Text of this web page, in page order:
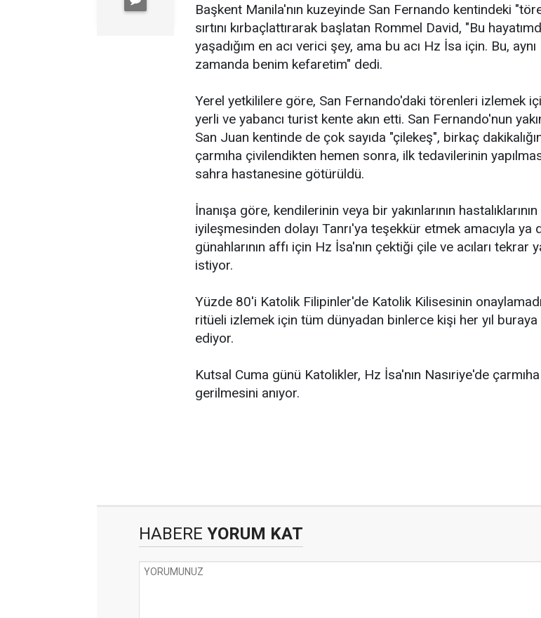
Başkent Manila'nın kuzeyinde San Fernando kentindeki
sırtını kırbaçlattırarak başlatan Rommel David, "Bu
yaşadığım en acı verici şey, ama bu acı Hz İsa için. Bu, aynı
zamanda benim kefaretim" dedi.
Yerel yetkililere göre, San Fernando'daki törenleri izlemek
yerli ve yabancı turist kente akın etti. San Fernando'nun
San Juan kentinde de çok sayıda "çilekeş", birkaç
çarmıha çivilendikten hemen sonra, ilk tedavilerinin
sahra hastanesine götürüldü.
İnanışa göre, kendilerinin veya bir yakınlarının hastalıklarının
iyileşmesinden dolayı Tanrı'ya teşekkür etmek amacıyla ya
günahlarının affı için Hz İsa'nın çektiği çile ve acıları tekrar
istiyor.
Yüzde 80'i Katolik Filipinler'de Katolik Kilisesinin
ritüeli izlemek için tüm dünyadan binlerce kişi her yıl buraya
ediyor.
Kutsal Cuma günü Katolikler, Hz İsa'nın Nasıriye'de çarmıha
gerilmesini anıyor.
HABERE YORUM KAT